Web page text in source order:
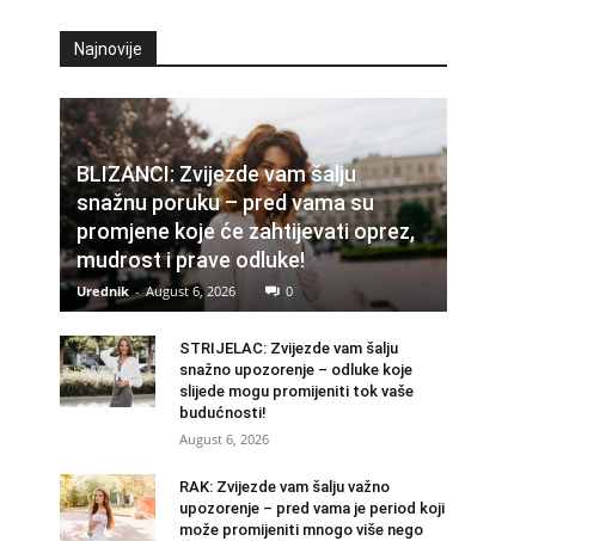
Najnovije
BLIZANCI: Zvijezde vam šalju
snažnu poruku – pred vama su
promjene koje će zahtijevati oprez,
mudrost i prave odluke!
Urednik - August 6, 2026 0
STRIJELAC: Zvijezde vam šalju
snažno upozorenje – odluke koje
slijede mogu promijeniti tok vaše
budućnosti!
August 6, 2026
RAK: Zvijezde vam šalju važno
upozorenje – pred vama je period koji
može promijeniti mnogo više nego